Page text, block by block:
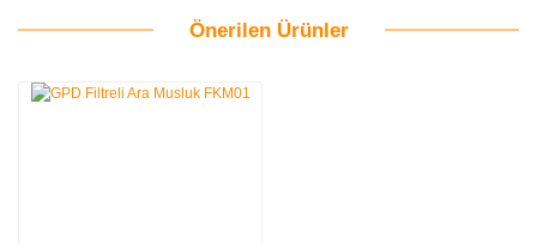
Önerilen Ürünler